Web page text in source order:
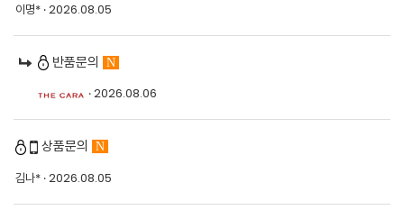
이명* · 2026.08.05
반품문의 N
· 2026.08.06
상품문의 N
김나* · 2026.08.05